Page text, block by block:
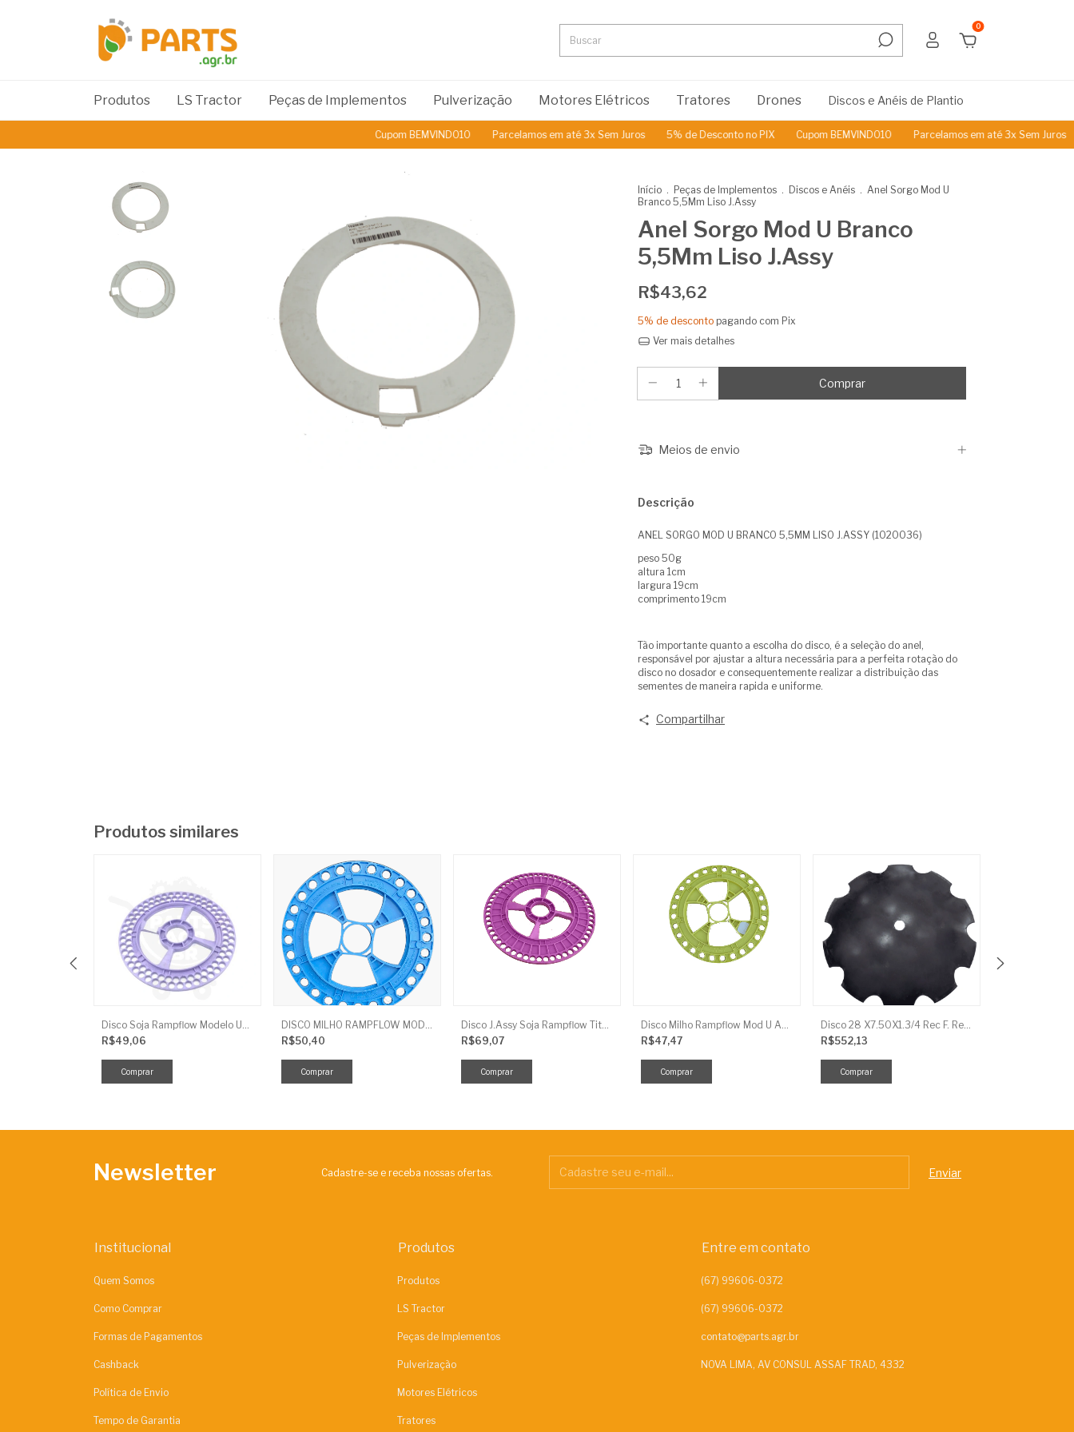
0
Produtos LS Tractor Peças de Implementos Pulverização Motores Elétricos Tratores Drones Discos e Anéis de Plantio
Cupom BEMVINDO10 Parcelamos em até 3x Sem Juros 5% de Desconto no PIX Cupom BEMVINDO10 Parcelamos em até 3x Sem Juros
Início . Peças de Implementos . Discos e Anéis . Anel Sorgo Mod U
Branco 5,5Mm Liso J.Assy
Anel Sorgo Mod U Branco
5,5Mm Liso J.Assy
R$43,62
5% de desconto pagando com Pix
Ver mais detalhes
Meios de envio
Descrição
ANEL SORGO MOD U BRANCO 5,5MM LISO J.ASSY (1020036)
peso 50g
altura 1cm
largura 19cm
comprimento 19cm
Tão importante quanto a escolha do disco, é a seleção do anel,
responsável por ajustar a altura necessária para a perfeita rotação do
disco no dosador e consequentemente realizar a distribuição das
sementes de maneira rapida e uniforme.
Compartilhar
Produtos similares
Disco Soja Rampflow Modelo Universal 90F 9Mm Lilás J.Assy
R$49,06
DISCO MILHO RAMPFLOW MOD U AZUL - 11MM J.ASSY
R$50,40
Disco J.Assy Soja Rampflow Titanium 56 Furos Lilas - 9M
R$69,07
Disco Milho Rampflow Mod U Amarelo - 10Mm J.Assy
R$47,47
Disco 28 X7.50X1.3/4 Rec F. Red Baldan
R$552,13
Newsletter Cadastre-se e receba nossas ofertas.
Institucional
Quem Somos
Como Comprar
Formas de Pagamentos
Cashback
Política de Envio
Tempo de Garantia
Produtos
Produtos
LS Tractor
Peças de Implementos
Pulverização
Motores Elétricos
Tratores
Entre em contato
contato@parts.agr.br
NOVA LIMA, AV CONSUL ASSAF TRAD, 4332